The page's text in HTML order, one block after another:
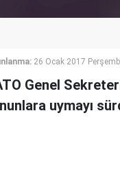
26 Ocak 2017
Genel
uymayı